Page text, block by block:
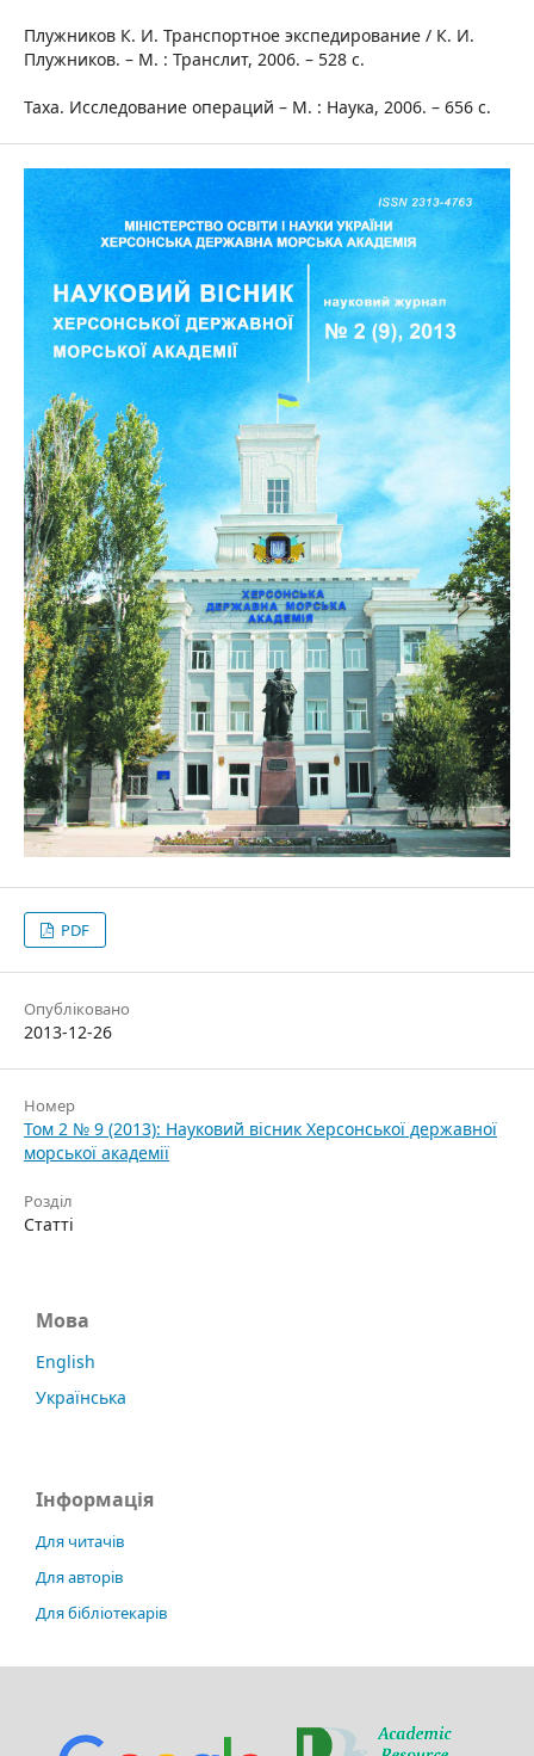
Плужников К. И. Транспортное экспедирование / К. И.
Плужников. – М. : Транслит, 2006. – 528 с.
Таха. Исследование операций – М. : Наука, 2006. – 656 с.
PDF
Опубліковано
2013-12-26
Номер
Том 2 № 9 (2013): Науковий вісник Херсонської державної
морської академії
Розділ
Статті
Мова
English
Українська
Інформація
Для читачів
Для авторів
Для бібліотекарів